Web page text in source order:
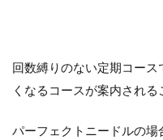
回数縛りのない定期コー
くなるコースが案内される
パーフェクトニードルの